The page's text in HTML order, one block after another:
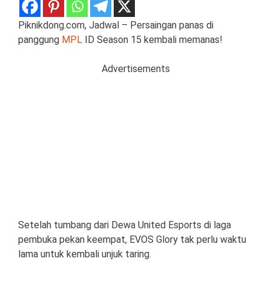
Piknikdong.com, Jadwal – Persaingan panas di
panggung MPL ID Season 15 kembali memanas!
Advertisements
Setelah tumbang dari Dewa United Esports di laga
pembuka pekan keempat, EVOS Glory tak perlu waktu
lama untuk kembali unjuk taring.